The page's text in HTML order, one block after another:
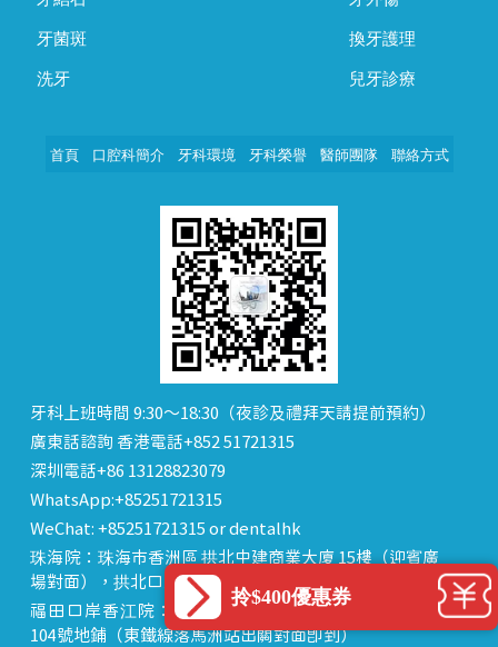
牙菌斑
洗牙
換牙護理
兒牙診療
首頁 口腔科簡介 牙科環境 牙科榮譽 醫師團隊 聯絡方式
牙科上班時間 9:30～18:30（夜診及禮拜天請提前預約）
廣東話諮詢 香港電話+852 51721315
深圳電話+86 13128823079
WhatsApp:+85251721315
WeChat: +85251721315 or dentalhk
珠海院：珠海市香洲區 拱北中建商業大廈 15樓（迎賓廣
場對面），拱北口岸步行8分鐘直達
福田口岸香江院：福田區福田口岸正對面，海悅華城
104號地鋪（東鐵線落馬洲站出關對面即到）
拎$400優惠券